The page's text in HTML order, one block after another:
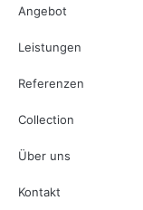
Angebot
Leistungen
Referenzen
Collection
Über uns
Kontakt